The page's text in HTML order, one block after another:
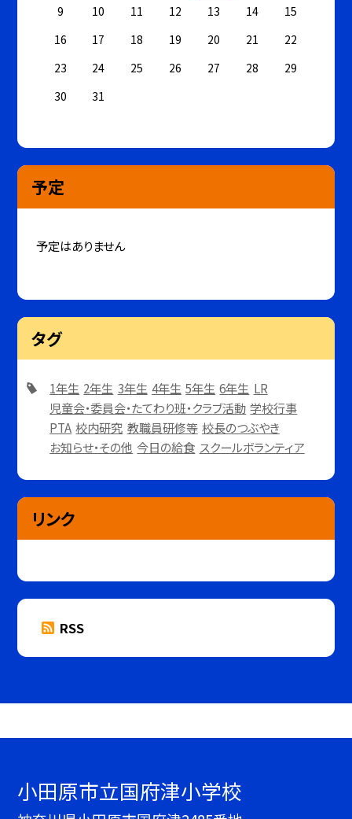
9
10 11 12 13 14
15
16
17 18 19 20 21
22
23
24 25 26 27 28
29
30
31
予定
予定はありません
タグ
1年生 2年生 3年生 4年生 5年生 6年生 LR
児童会・委員会・たてわり班・クラブ活動 学校行事
PTA 校内研究 教職員研修等 校長のつぶやき
お知らせ・その他 今日の給食 スクールボランティア
リンク
RSS
小田原市立国府津小学校